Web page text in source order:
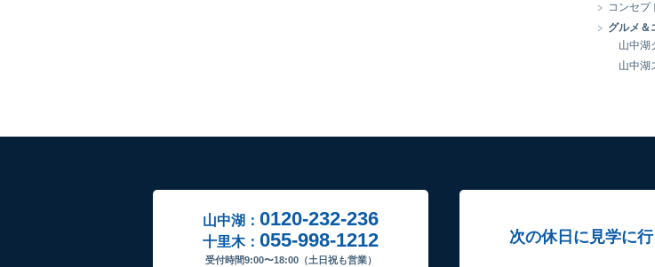
コンセプ
グルメ＆
山中湖
山中湖
山中湖： 0120-232-236
十里木： 055-998-1212
受付時間9:00〜18:00（土日祝も営業）
次の休日に見学に行